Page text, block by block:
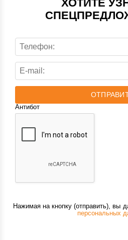
ХОТИТЕ
Антибот
Нажимая на кнопку (отправить), вы
персональных